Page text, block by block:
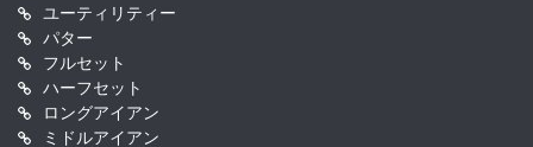
ユーティリティー
パター
フルセット
ハーフセット
ロングアイアン
ミドルアイアン